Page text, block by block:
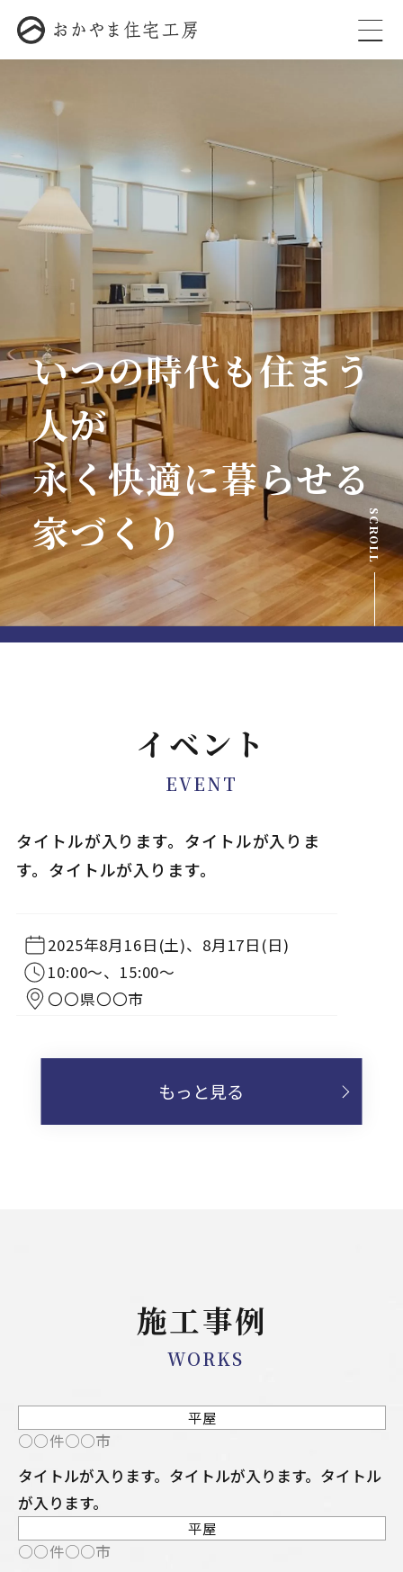
いつの時代も住まう
人が
永く快適に暮らせる
家づくり
SCROLL
イベント
EVENT
NEW
タイトルが入ります。タイトルが入りま
す。タイトルが入ります。
2025年8月16日(土)、8月17日(日)
10:00〜、15:00〜
〇〇県〇〇市
もっと見る
施工事例
WORKS
NEW 平屋
○○件○○市
タイトルが入ります。タイトルが入ります。タイトル
が入ります。
NEW 平屋
○○件○○市